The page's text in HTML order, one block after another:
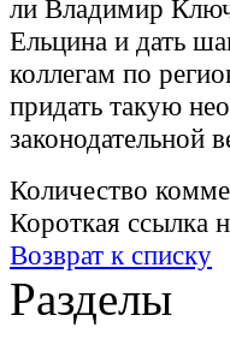
ли Владимир
Ельцина и дать
коллегам по
придать такую
законодательной
Количество
Короткая ссылка
Возврат к списку
Разделы